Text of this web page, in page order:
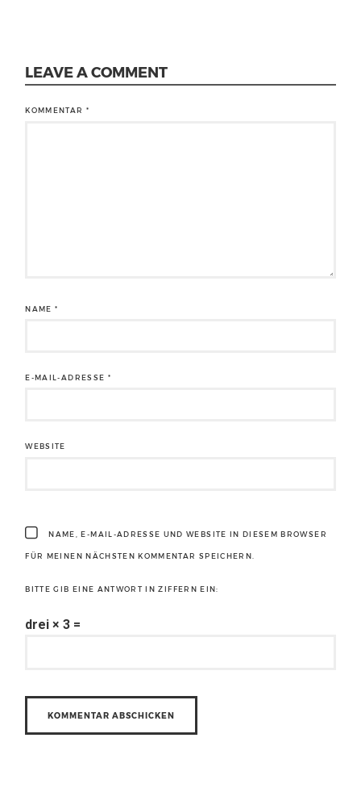
LEAVE A COMMENT
KOMMENTAR *
NAME*
E-MAIL-ADRESSE *
WEBSITE
NAME, E-MAIL-ADRESSE UND WEBSITE IN DIESEM BROWSER
FÜR MEINEN NÄCHSTEN KOMMENTAR SPEICHERN.
BITTE GIB EINE ANTWORT IN ZIFFERN EIN:
drei × 3 =